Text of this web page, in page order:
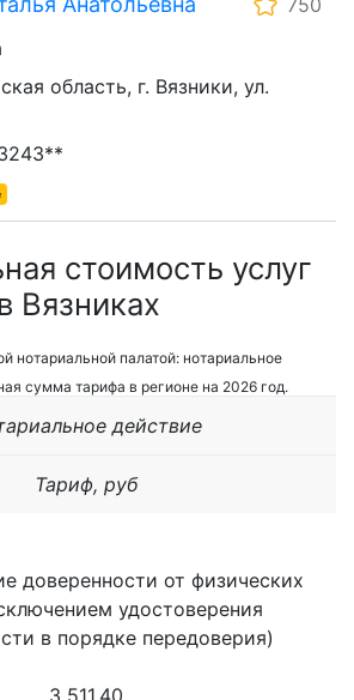
750
область, г. Вязники, ул.
стоимость услуг
Вязниках
нотариальной палатой: нотариальное
сумма тарифа в регионе на 2026 год.
действие
Тариф, руб
доверенности от физических
удостоверения
в порядке передоверия)
3 511,40